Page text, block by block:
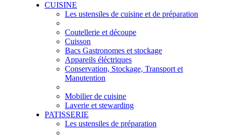
CUISINE
Les ustensiles de cuisine et de préparation
Coutellerie et découpe
Cuisson
Bacs Gastronomes et stockage
Appareils éléctriques
Conservation, Stockage, Transport et
Manutention
Mobilier de cuisine
Laverie et stewarding
PATISSERIE
Les ustensiles de préparation